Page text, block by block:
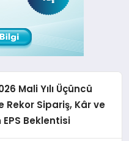
Mali Yılı Üçüncü
Rekor Sipariş, Kâr ve
Beklentisi